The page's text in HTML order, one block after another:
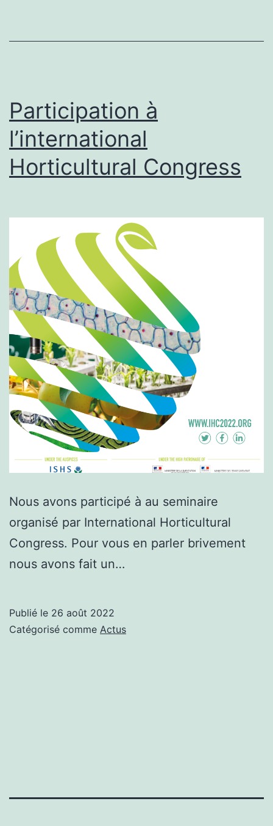
Participation à
l’international
Horticultural Congress
Nous avons participé à au seminaire
organisé par International Horticultural
Congress. Pour vous en parler brivement
nous avons fait un…
Publié le 26 août 2022
Catégorisé comme Actus